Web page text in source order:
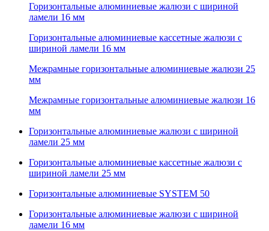
Горизонтальные алюминиевые жалюзи с шириной
ламели 16 мм
Горизонтальные алюминиевые кассетные жалюзи с
шириной ламели 16 мм
Межрамные горизонтальные алюминиевые жалюзи 25
мм
Межрамные горизонтальные алюминиевые жалюзи 16
мм
Горизонтальные алюминиевые жалюзи с шириной
ламели 25 мм
Горизонтальные алюминиевые кассетные жалюзи с
шириной ламели 25 мм
Горизонтальные алюминиевые SYSTEM 50
Горизонтальные алюминиевые жалюзи с шириной
ламели 16 мм